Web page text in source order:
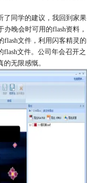
了同学的建议，我回到家果
晚会时可用的flash资料，
flash文件，利用闪客精灵的
文件。公司年会召开之
无限感慨。